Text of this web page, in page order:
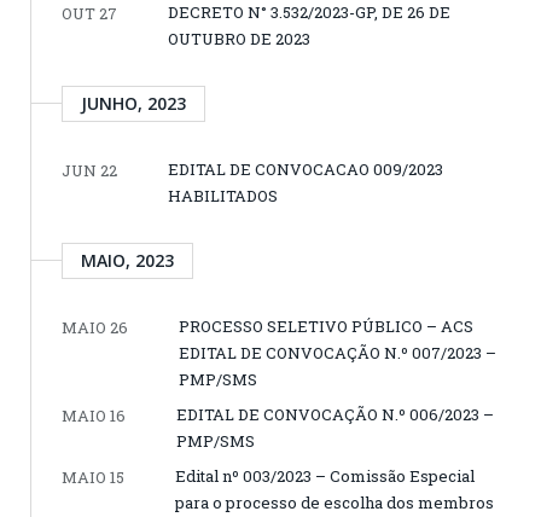
OUT 27
DECRETO N° 3.532/2023-GP, DE 26 DE
OUTUBRO DE 2023
JUNHO, 2023
JUN 22
EDITAL DE CONVOCACAO 009/2023
HABILITADOS
MAIO, 2023
MAIO 26
PROCESSO SELETIVO PÚBLICO – ACS
EDITAL DE CONVOCAÇÃO N.º 007/2023 –
PMP/SMS
MAIO 16
EDITAL DE CONVOCAÇÃO N.º 006/2023 –
PMP/SMS
MAIO 15
Edital nº 003/2023 – Comissão Especial
para o processo de escolha dos membros